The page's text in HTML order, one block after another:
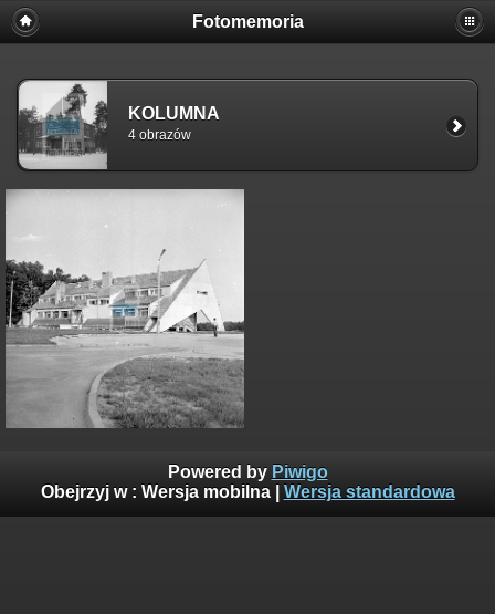
Fotomemoria
KOLUMNA
4 obrazów
Powered by Piwigo
Obejrzyj w : Wersja mobilna| Wersja standardowa